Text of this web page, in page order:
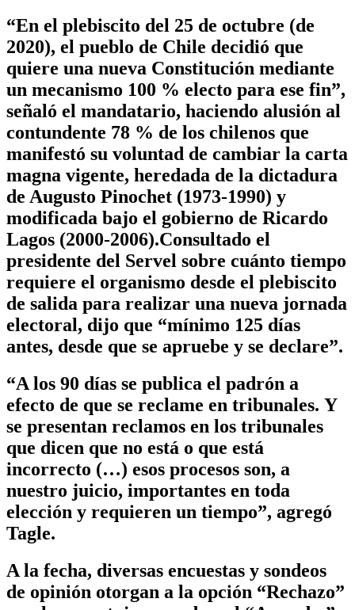
“En el plebiscito del 25 de octubre (de
2020), el pueblo de Chile decidió que
quiere una nueva Constitución mediante
un mecanismo 100 % electo para ese fin”,
señaló el mandatario, haciendo alusión al
contundente 78 % de los chilenos que
manifestó su voluntad de cambiar la carta
magna vigente, heredada de la dictadura
de Augusto Pinochet (1973-1990) y
modificada bajo el gobierno de Ricardo
Lagos (2000-2006).Consultado el
presidente del Servel sobre cuánto tiempo
requiere el organismo desde el plebiscito
de salida para realizar una nueva jornada
electoral, dijo que “mínimo 125 días
antes, desde que se apruebe y se declare”.
“A los 90 días se publica el padrón a
efecto de que se reclame en tribunales. Y
se presentan reclamos en los tribunales
que dicen que no está o que está
incorrecto (…) esos procesos son, a
nuestro juicio, importantes en toda
elección y requieren un tiempo”, agregó
Tagle.
A la fecha, diversas encuestas y sondeos
de opinión otorgan a la opción “Rechazo”